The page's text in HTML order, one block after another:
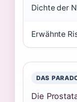
Dichte der
Erwähnte
DAS
Die